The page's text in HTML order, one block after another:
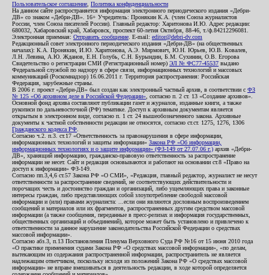
Пользовательское соглашение Политика конфиденциальности
На данном сайте распространяется информация электронного периодического издания «Дебри-
ДВ» со знаком «Дебри-ДВ». 16+ Учредитель: Пронякин К.А. (член Союза журналистов
России, член Союза писателей России). Главный редактор: Харитонова И.Ю. Адрес редакции:
680032, Хабаровский край, Хабаровск, проспект 60-летия Октября, 88-46, т./ф.84212296081.
Электронная приемная: Отправить сообщение . E-mail: editor@debri-dv.com
Редакционный совет электронного периодического издания «Дебри-ДВ» (на общественных
началах): К.А. Пронякин, И.Ю. Харитонова, А.Э. Мирмович, Ю.Н. Юрьев, Ю.В. Ковалев,
Л.Н. Левина, А.Ю. Жданов, Е.Н. Голубь, С.Н. Бурындин, Б.М. Сухинин, О.В. Егорова
Свидетельство о регистрации СМИ (Регистрационный номер) ЭЛ № ФС77-45537 выдано
Федеральной службой по надзору в сфере связи, информационных технологий и массовых
коммуникаций (Роскомнадзор) 16.06.2011 г. Территория распространения: Российская
Федерация, зарубежные страны.
В 2006 г. проект «Дебри-ДВ» был создан как электронный частный архив, в соответствии с ФЗ
№ 125 «Об архивном деле в Российской Федерации» , согласно п. 2 ст. 13 «Создание архивов».
Основной фонд архива составляют публикации газет и журналов, изданные книги, а также
рукописи по дальневосточной (РФ) тематике. Доступ к архивным документам является
открытым в электронном виде, согласно п. 1 ст. 24 вышеобозначенного закона. Архивные
документы к частной собственности редакции не относятся, согласно ст.ст. 1275, 1276, 1306
Гражданского кодекса РФ
Согласно ч.2. п.3. ст.17 «Ответственность за правонарушения в сфере информации,
информационных технологий и защиты информации» Закона РФ «Об информации,
информационных технологиях и о защите информации» (ФЗ-149 от 27.07.06 г.) архив «Дебри-
ДВ», хранящий информацию, гражданско-правовую ответственность за распространение
информации не несет. Сайт и редакция основываются и работают на основании ст.8 «Право на
доступ к информации» ФЗ-149.
Согласно пп.3,4,6 ст.57 Закона РФ «О СМИ», «Редакция, главный редактор, журналист не несут
ответственности за распространение сведений, не соответствующих действительности и
порочащих честь и достоинство граждан и организаций, либо ущемляющих права и законные
интересы граждан, либо представляющих собой злоупотребление свободой массовой
информации и (или) правами журналиста: ...если они являются дословным воспроизведением
сообщений и материалов или их фрагментов, распространенных другим средством массовой
информации (а также сообщения, переданные в пресс-релизах и информация государственных,
общественных организаций и объединений), которое может быть установлено и привлечено к
ответственности за данное нарушение законодательства Российской Федерации о средствах
массовой информации».
Согласно абз.3, п.13 Постановления Пленума Верховного Суда РФ №16 от 15 июня 2010 года
«О практике применения судами Закона РФ «О средствах массовой информации», «по делам,
вытекающим из содержания распространенной информации, распространитель не является
надлежащим ответчиком, поскольку исходя из положений Закона РФ «О средствах массовой
информации» не вправе вмешиваться в деятельность редакции, в ходе которой определяется